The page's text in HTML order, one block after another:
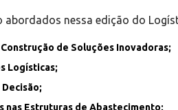
abordados nessa edição do
de Soluções Inovadoras;
Logísticas;
nas Estruturas de Abastecimento;